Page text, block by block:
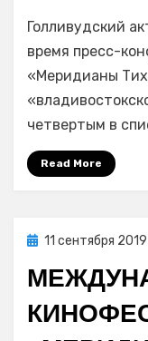
Голливудский
время пресс-
«Меридианы
четвертым в
Read More
Posted
11 сентября 2019